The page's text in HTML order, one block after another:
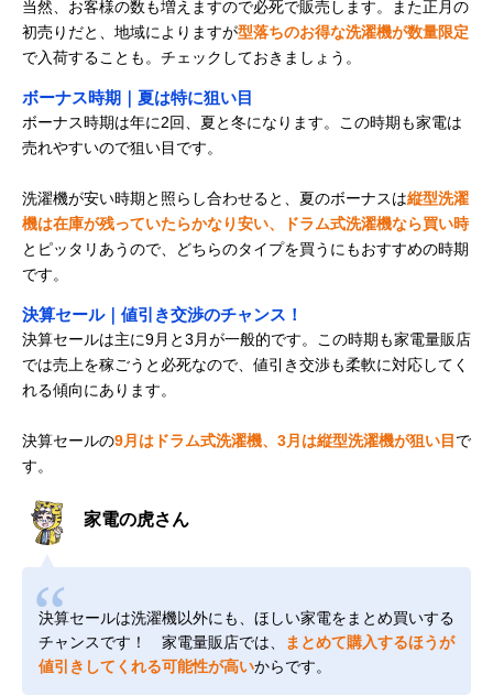
当然、お客様の数も増えますので必死で販売します。また正月の
初売りだと、地域によりますが型落ちのお得な洗濯機が数量限定
で入荷することも。チェックしておきましょう。
ボーナス時期｜夏は特に狙い目
ボーナス時期は年に2回、夏と冬になります。この時期も家電は
売れやすいので狙い目です。
洗濯機が安い時期と照らし合わせると、夏のボーナスは縦型洗濯
機は在庫が残っていたらかなり安い、ドラム式洗濯機なら買い時
とピッタリあうので、どちらのタイプを買うにもおすすめの時期
です。
決算セール｜値引き交渉のチャンス！
決算セールは主に9月と3月が一般的です。この時期も家電量販店
では売上を稼ごうと必死なので、値引き交渉も柔軟に対応してく
れる傾向にあります。
決算セールの9月はドラム式洗濯機、3月は縦型洗濯機が狙い目 で
す。
家電の虎さん
決算セールは洗濯機以外にも、ほしい家電をまとめ買いする
チャンスです！ 家電量販店では、
まとめて購入するほうが
値引きしてくれる可能性が高いからです。